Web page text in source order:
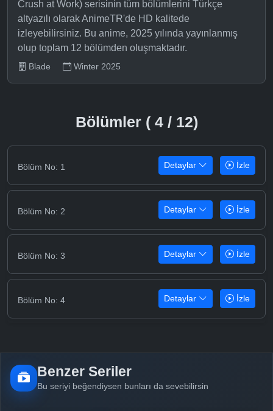
Crush at Work) serisinin tüm bölümlerini Türkçe
altyazılı olarak AnimeTR'de HD kalitede
izleyebilirsiniz. Bu anime, 2025 yılında yayınlanmış
olup toplam 12 bölümden oluşmaktadır.
Blade Winter 2025
Bölümler ( 4 / 12)
Bölüm No: 1 Detaylar İzle
Bölüm No: 2 Detaylar İzle
Bölüm No: 3 Detaylar İzle
Bölüm No: 4 Detaylar İzle
Benzer Seriler
Bu seriyi beğendiysen bunları da sevebilirsin